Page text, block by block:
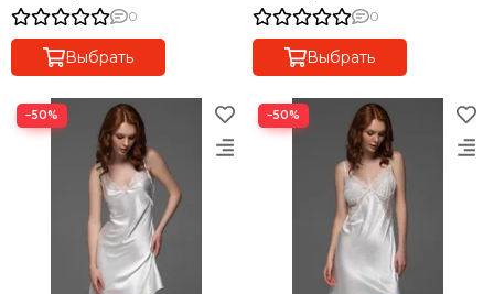
0
Выбрать
0
Выбрать
−50% −50%